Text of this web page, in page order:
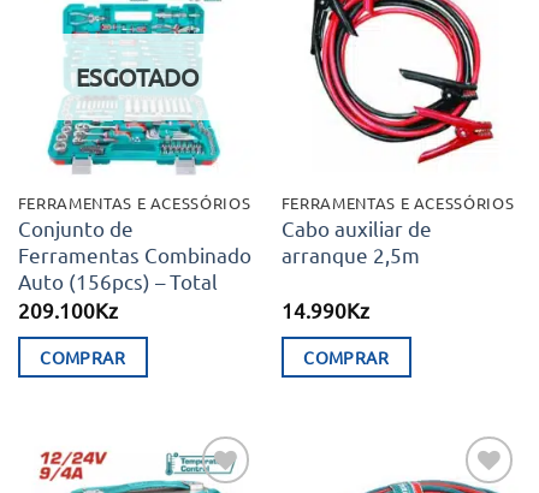
Adicionar
aos meus
desejos
ESGOTADO
FERRAMENTAS E ACESSÓRIOS
Conjunto de
Ferramentas Combinado
Auto (156pcs) – Total
209.100Kz
COMPRAR
Adicionar
aos meus
desejos
FERRAMENTAS E ACESSÓRIOS
Cabo auxiliar de
arranque 2,5m
14.990Kz
COMPRAR